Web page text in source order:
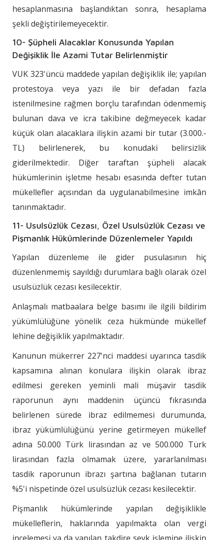
hesaplanmasına başlandıktan sonra, hesaplama
şekli değiştirilemeyecektir.
10- Şüpheli Alacaklar Konusunda Yapılan
Değişiklik İle Azami Tutar Belirlenmiştir
VUK 323'üncü maddede yapılan değişiklik ile; yapılan
protestoya veya yazı ile bir defadan fazla
istenilmesine rağmen borçlu tarafından ödenmemiş
bulunan dava ve icra takibine değmeyecek kadar
küçük olan alacaklara ilişkin azami bir tutar (3.000.-
TL) belirlenerek, bu konudaki belirsizlik
giderilmektedir. Diğer taraftan şüpheli alacak
hükümlerinin işletme hesabı esasında defter tutan
mükellefler açısından da uygulanabilmesine imkân
tanınmaktadır.
11- Usulsüzlük Cezası, Özel Usulsüzlük Cezası ve
Pişmanlık Hükümlerinde Düzenlemeler Yapıldı
Yapılan düzenleme ile gider pusulasının hiç
düzenlenmemiş sayıldığı durumlara bağlı olarak özel
usulsüzlük cezası kesilecektir.
Anlaşmalı matbaalara belge basımı ile ilgili bildirim
yükümlülüğüne yönelik ceza hükmünde mükellef
lehine değişiklik yapılmaktadır.
Kanunun mükerrer 227'nci maddesi uyarınca tasdik
kapsamına alınan konulara ilişkin olarak ibraz
edilmesi gereken yeminli mali müşavir tasdik
raporunun aynı maddenin üçüncü fıkrasında
belirlenen sürede ibraz edilmemesi durumunda,
ibraz yükümlülüğünü yerine getirmeyen mükellef
adına 50.000 Türk lirasından az ve 500.000 Türk
lirasından fazla olmamak üzere, yararlanılması
tasdik raporunun ibrazı şartına bağlanan tutarın
%5'i nispetinde özel usulsüzlük cezası kesilecektir.
Pişmanlık hükümlerinde yapılan değişiklikle
mükelleflerin, haklarında yapılmakta olan vergi